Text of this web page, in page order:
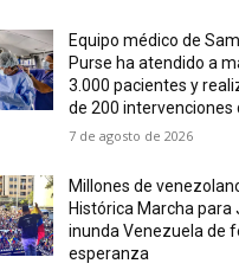
Equipo médico de
Purse ha atendido a
3.000 pacientes y
de 200 intervenciones
7 de agosto de 2026
Millones de
Histórica Marcha para
inunda Venezuela de
esperanza